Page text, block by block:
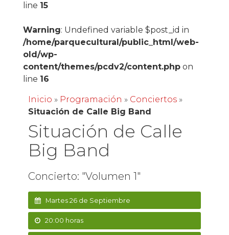
line 15
Warning: Undefined variable $post_id in
/home/parquecultural/public_html/web-
old/wp-
content/themes/pcdv2/content.phpon
line 16
Inicio » Programación » Conciertos»
Situación de Calle Big Band
Situación de Calle
Big Band
Concierto: "Volumen 1"
Martes 26 de Septiembre
20:00 horas